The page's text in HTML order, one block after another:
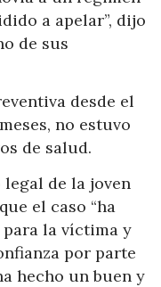
a apelar”, dijo
de sus
desde el
no estuvo
de salud.
de la joven
el caso “ha
para la víctima y
por parte
hecho un buen y